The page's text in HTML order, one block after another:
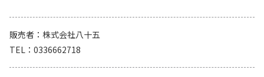
販売者
株式会社八十五
TEL
0336662718